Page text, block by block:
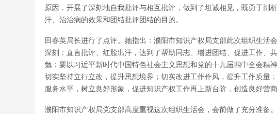
原因，开展了深刻地自我批评与相互批评，做到了坦诚相见，既勇于剖
汗、治治病的效果和团结批评团结的目的。
田春英局长进行了点评。她指出：濮阳市知识产权局支部此次组织生活
深刻；直言批评、红脸出汗，达到了帮助同志、增进团结、促进工作、
勉：要以习近平新时代中国特色社会主义思想和党的十九届四中全会精
切实坚持立行立改，提升思想境界；切实改进工作作风，提升工作质量
服务水平，树立良好形象，促进知识产权工作再上新台阶，创造良好营商
濮阳市知识产权局党支部高度重视这次组织生活会，会前做了充分准备